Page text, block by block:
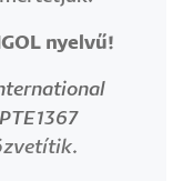
nyelvű!
PTE1367